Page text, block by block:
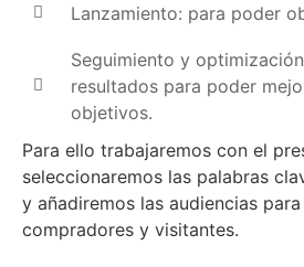
Lanzamiento: para poder
Seguimiento y
resultados para poder
objetivos.
Para ello trabajaremos con el
seleccionaremos las palabras
y añadiremos las audiencias
compradores y visitantes.